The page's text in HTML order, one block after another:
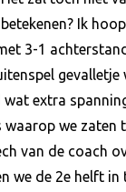
Ik
3-1
extra
waarop we zaten
van de coach
we de 2e helft